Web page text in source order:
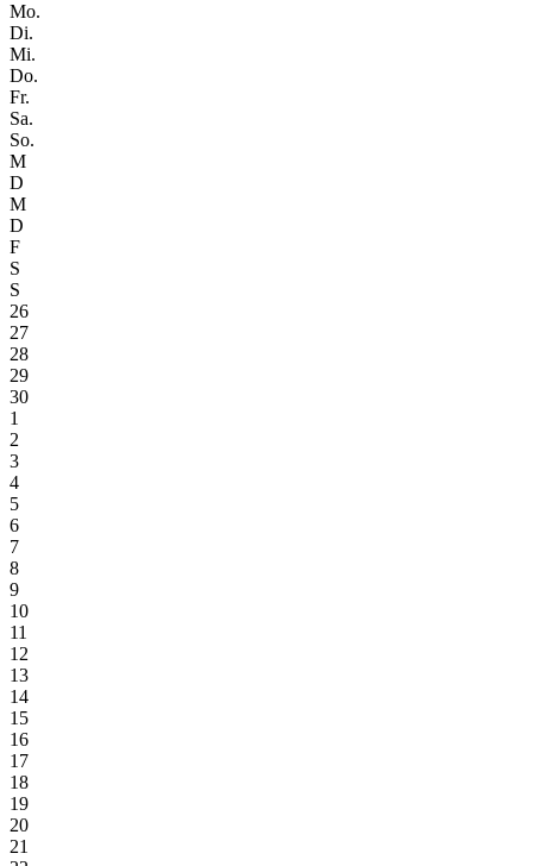
Mo.
Di.
Mi.
Do.
Fr.
Sa.
So.
M
D
M
D
F
S
S
26
27
28
29
30
1
2
3
4
5
6
7
8
9
10
11
12
13
14
15
16
17
18
19
20
21